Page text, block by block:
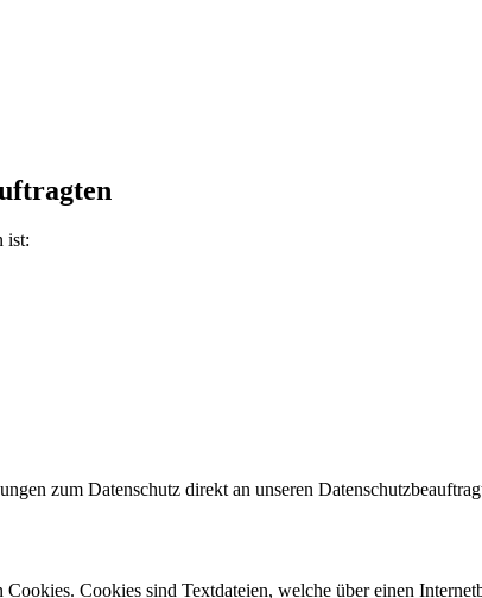
ist:
zum Datenschutz direkt an unseren
Cookies sind Textdateien, welche über einen